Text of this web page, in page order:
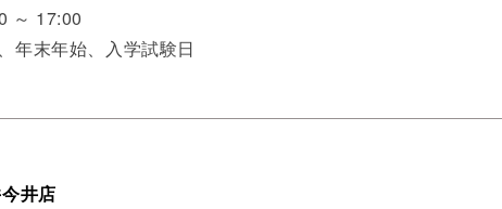
～ 17:00
年末年始、入学試験日
井店